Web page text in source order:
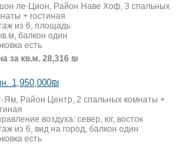
ле-Цион, Район Наве Хоф, 3 спальных
+ гостиная
из 6, площадь
балкон один
есть
за кв.м. 28,316 ₪
1,950,000₪
Ям, Район Центр, 2 спальных комнаты +
воздуха: север, юг, восток
из 6, вид на город, балкон один
есть